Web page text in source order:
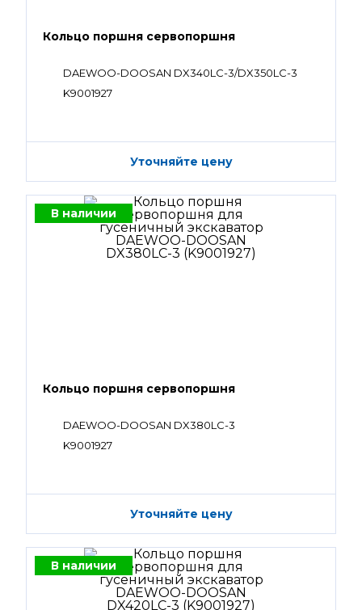
Кольцо поршня сервопоршня
DAEWOO-DOOSAN DX340LC-3/DX350LC-3
K9001927
Уточняйте цену
В наличии
Кольцо поршня сервопоршня
DAEWOO-DOOSAN DX380LC-3
K9001927
Уточняйте цену
В наличии